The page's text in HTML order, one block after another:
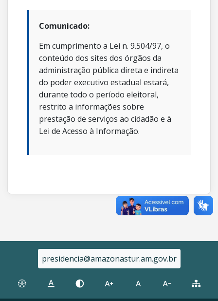
Comunicado:
Em cumprimento a Lei n. 9.504/97, o
conteúdo dos sites dos órgãos da
administração pública direta e indireta
do poder executivo estadual estará,
durante todo o período eleitoral,
restrito a informações sobre
prestação de serviços ao cidadão e à
Lei de Acesso à Informação.
presidencia@amazonastur.am.gov.br